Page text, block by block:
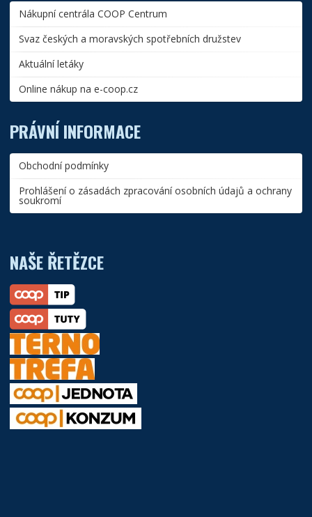
Nákupní centrála COOP Centrum
Svaz českých a moravských spotřebních družstev
Aktuální letáky
Online nákup na e-coop.cz
PRÁVNÍ INFORMACE
Obchodní podmínky
Prohlášení o zásadách zpracování osobních údajů a ochrany
soukromí
NAŠE ŘETĚZCE